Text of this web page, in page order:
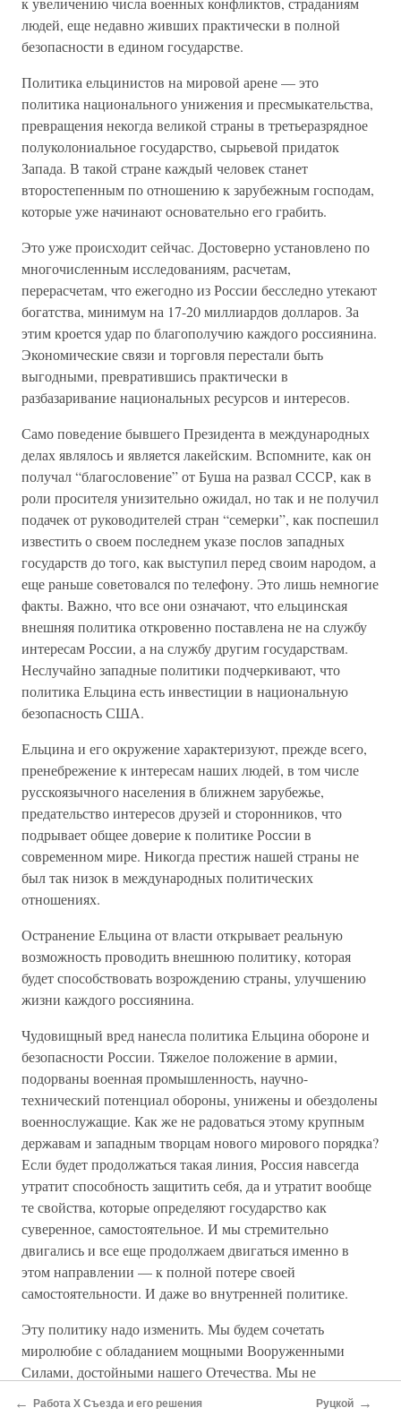
людей, еще недавно живших практически в полной
безопасности в едином государстве.
Политика ельцинистов на мировой арене — это
политика национального унижения и пресмыкательства,
превращения некогда великой страны в третьеразрядное
полуколониальное государство, сырьевой придаток
Запада. В такой стране каждый человек станет
второстепенным по отношению к зарубежным господам,
которые уже начинают основательно его грабить.
Это уже происходит сейчас. Достоверно установлено по
многочисленным исследованиям, расчетам,
перерасчетам, что ежегодно из России бесследно утекают
богатства, минимум на 17-20 миллиардов долларов. За
этим кроется удар по благополучию каждого россиянина.
Экономические связи и торговля перестали быть
выгодными, превратившись практически в
разбазаривание национальных ресурсов и интересов.
Само поведение бывшего Президента в международных
делах являлось и является лакейским. Вспомните, как он
получал “благословение” от Буша на развал СССР, как в
роли просителя унизительно ожидал, но так и не получил
подачек от руководителей стран “семерки”, как поспешил
известить о своем последнем указе послов западных
государств до того, как выступил перед своим народом, а
еще раньше советовался по телефону. Это лишь немногие
факты. Важно, что все они означают, что ельцинская
внешняя политика откровенно поставлена не на службу
интересам России, а на службу другим государствам.
Неслучайно западные политики подчеркивают, что
политика Ельцина есть инвестиции в национальную
безопасность США.
Ельцина и его окружение характеризуют, прежде всего,
пренебрежение к интересам наших людей, в том числе
русскоязычного населения в ближнем зарубежье,
предательство интересов друзей и сторонников, что
подрывает общее доверие к политике России в
современном мире. Никогда престиж нашей страны не
был так низок в международных политических
отношениях.
Остранение Ельцина от власти открывает реальную
возможность проводить внешнюю политику, которая
будет способствовать возрождению страны, улучшению
жизни каждого россиянина.
Чудовищный вред нанесла политика Ельцина обороне и
безопасности России. Тяжелое положение в армии,
подорваны военная промышленность, научно-
технический потенциал обороны, унижены и обездолены
военнослужащие. Как же не радоваться этому крупным
державам и западным творцам нового мирового порядка?
Если будет продолжаться такая линия, Россия навсегда
утратит способность защитить себя, да и утратит вообще
те свойства, которые определяют государство как
суверенное, самостоятельное. И мы стремительно
двигались и все еще продолжаем двигаться именно в
этом направлении — к полной потере своей
самостоятельности. И даже во внутренней политике.
Эту политику надо изменить. Мы будем сочетать
миролюбие с обладанием мощными Вооруженными
Силами, достойными нашего Отечества. Мы не
нельзя же допускать, чтобы нам диктовали чужую волю.
← Работа Х Съезда и его решения Руцкой →